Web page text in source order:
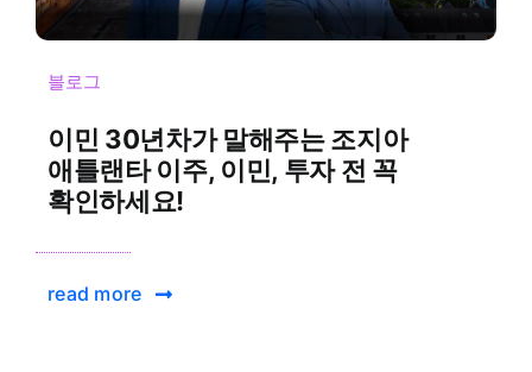
블로그
이민 30년차가 말해주는 조지아
애틀랜타 이주, 이민, 투자 전 꼭
확인하세요!
read more